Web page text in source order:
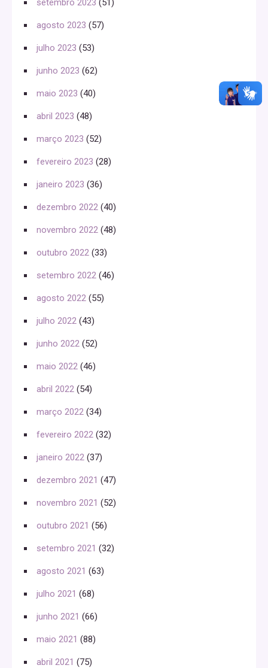
setembro 2023 (51)
agosto 2023 (57)
julho 2023 (53)
junho 2023 (62)
maio 2023 (40)
abril 2023 (48)
março 2023 (52)
fevereiro 2023 (28)
janeiro 2023 (36)
dezembro 2022 (40)
novembro 2022 (48)
outubro 2022 (33)
setembro 2022 (46)
agosto 2022 (55)
julho 2022 (43)
junho 2022 (52)
maio 2022 (46)
abril 2022 (54)
março 2022 (34)
fevereiro 2022 (32)
janeiro 2022 (37)
dezembro 2021 (47)
novembro 2021 (52)
outubro 2021 (56)
setembro 2021 (32)
agosto 2021 (63)
julho 2021 (68)
junho 2021 (66)
maio 2021 (88)
abril 2021 (75)